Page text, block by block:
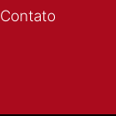
Contato